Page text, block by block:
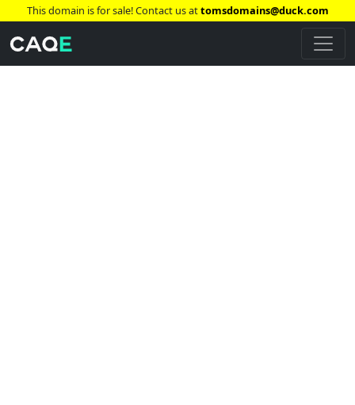
This domain is for sale! Contact us attomsdomains@duck.com